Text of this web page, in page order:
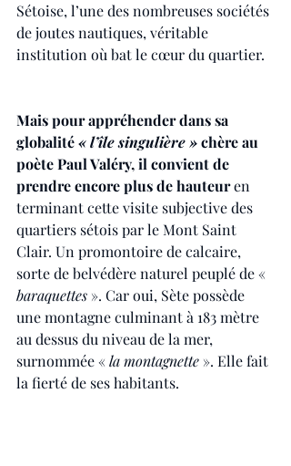
Sétoise, l’une des nombreuses sociétés
de joutes nautiques, véritable
institution où bat le cœur du quartier.
Mais pour appréhender dans sa
globalité « l’île singulière » chère au
poète Paul Valéry, il convient de
prendre encore plus de hauteur en
terminant cette visite subjective des
quartiers sétois par le Mont Saint
Clair. Un promontoire de calcaire,
sorte de belvédère naturel peuplé de «
baraquettes ». Car oui, Sète possède
une montagne culminant à 183 mètre
au dessus du niveau de la mer,
surnommée « la montagnette ». Elle fait
la fierté de ses habitants.